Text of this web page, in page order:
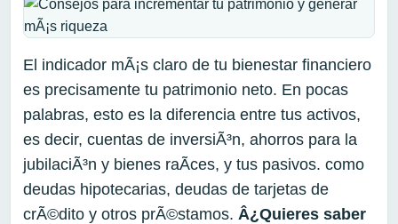
El indicador mÃ¡s claro de tu bienestar financiero
es precisamente tu patrimonio neto. En pocas
palabras, esto es la diferencia entre tus activos,
es decir, cuentas de inversiÃ³n, ahorros para la
jubilaciÃ³n y bienes raÃ­ces, y tus pasivos. como
deudas hipotecarias, deudas de tarjetas de
crÃ©dito y otros prÃ©stamos. Â¿Quieres saber